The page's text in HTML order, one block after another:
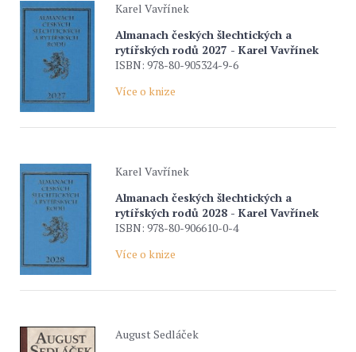
Karel Vavřínek
Almanach českých šlechtických a
rytířských rodů 2027 - Karel Vavřínek
ISBN: 978-80-905324-9-6
Více o knize
Karel Vavřínek
Almanach českých šlechtických a
rytířských rodů 2028 - Karel Vavřínek
ISBN: 978-80-906610-0-4
Více o knize
August Sedláček